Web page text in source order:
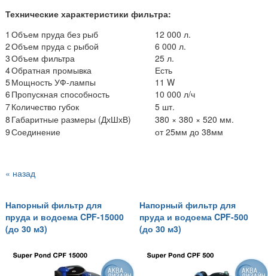
Технические характеристики фильтра:
1 Объем пруда без рыб
12 000 л.
2Объем пруда с рыбой
6 000 л.
3Объем фильтра
25 л.
4Обратная промывка
Есть
5Мощность УФ-лампы
11 W
6 Пропускная способность
10 000 л/ч
7Количество губок
5 шт.
8 Габаритные размеры (ДхШхВ) 380 × 380 × 520 мм.
9Соединение от 25мм до 38мм
« назад
Напорный фильтр для
пруда и водоема CPF-15000
(до 30 м3)
Напорный фильтр для
пруда и водоема CPF-500
(до 30 м3)